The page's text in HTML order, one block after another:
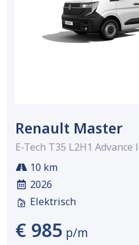
Renault Master
E-Tech T35 L2H1
10 km
2026
Elektrisch
€ 985 p/m